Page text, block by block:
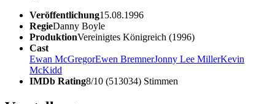
Veröffentlichung15.08.1996
RegieDanny Boyle
ProduktionVereinigtes Königreich (1996)
Cast
Ewan McGregorEwen BremnerJonny Lee MillerKevin
McKidd
IMDb Rating8/10 (513034) Stimmen